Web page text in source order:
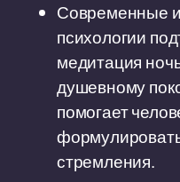
Современные
психологии
медитация
душевному
помогает
стремления.